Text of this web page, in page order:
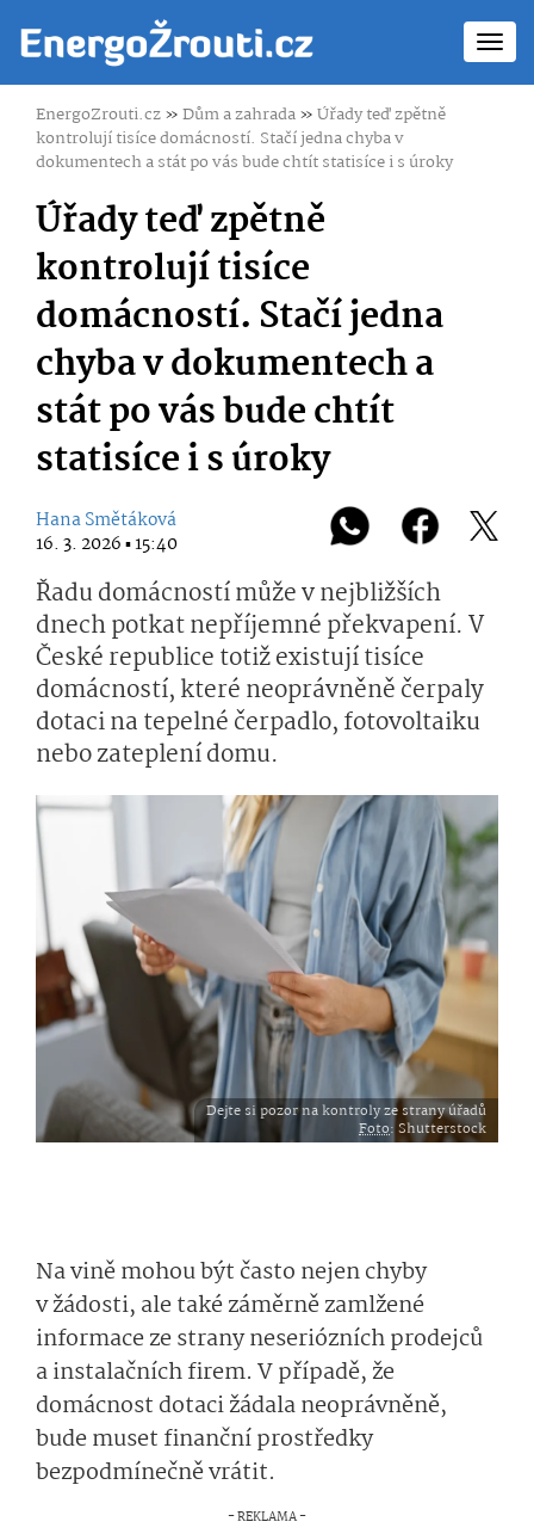
EnergoZrouti.cz»Dům a zahrada»Úřady teď zpětně
kontrolují tisíce domácností. Stačí jedna chyba v
dokumentech a stát po vás bude chtít statisíce i s úroky
Úřady teď zpětně
kontrolují tisíce
domácností. Stačí jedna
chyba v dokumentech a
stát po vás bude chtít
statisíce i s úroky
Hana Smětáková
16. 3. 2026 ▪ 15:40
Řadu domácností může v nejbližších
dnech potkat nepříjemné překvapení. V
České republice totiž existují tisíce
domácností, které neoprávněně čerpaly
dotaci na tepelné čerpadlo, fotovoltaiku
nebo zateplení domu.
Dejte si pozor na kontroly ze strany úřadů
Foto: Shutterstock
Na vině mohou být často nejen chyby
v žádosti, ale také záměrně zamlžené
informace ze strany neseriózních prodejců
a instalačních firem. V případě, že
domácnost dotaci žádala neoprávněně,
bude muset finanční prostředky
bezpodmínečně vrátit.